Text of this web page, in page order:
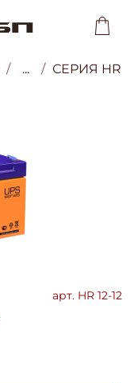
... СЕРИЯ HR
арт. HR 12-12